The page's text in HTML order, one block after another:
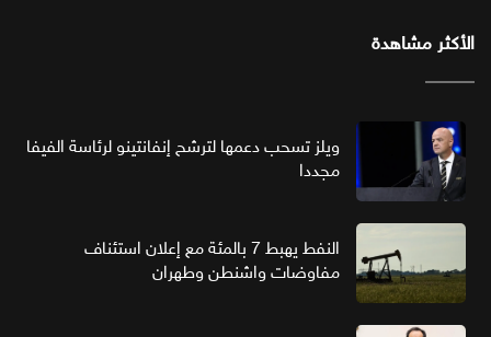
الأكثر مشاهدة
ويلز تسحب دعمها لترشح إنفانتينو لرئاسة الفيفا
مجددا
النفط يهبط 7 بالمئة مع إعلان استئناف
مفاوضات واشنطن وطهران